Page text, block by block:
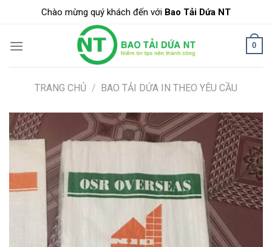
Chào mừng quý khách đến với Bao Tải Dứa NT
0
TRANG CHỦ / BAO TẢI DỨA IN THEO YÊU CẦU